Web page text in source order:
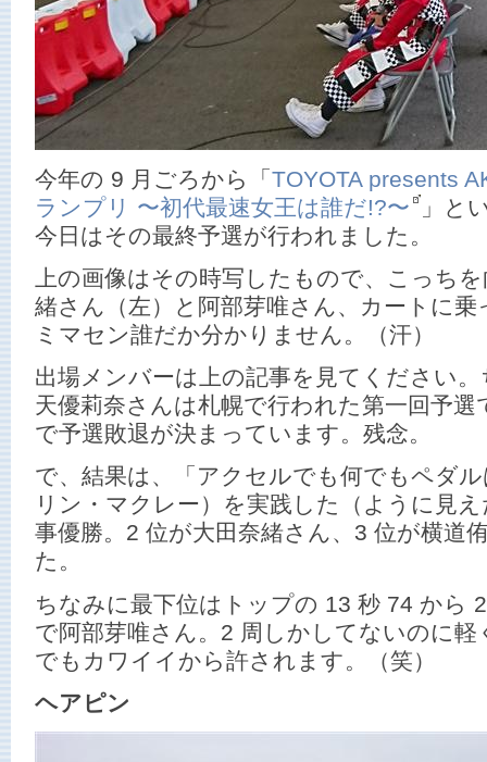
今年の 9 月ごろから「 TOYOTA presents
ランプリ 〜初代最速女王は誰だ!?〜
」と
今日はその最終予選が行われました。
上の画像はその時写したもので、こっち
緒さん（左）と阿部芽唯さん、カートに
ミマセン誰だか分かりません。（汗）
出場メンバーは上の記事を見てください
天優莉奈さんは札幌で行われた第一回予
で予選敗退が決まっています。残念。
で、結果は、「アクセルでも何でもペダ
リン・マクレー）を実践した（ように見
事優勝。2 位が大田奈緒さん、3 位が横道
た。
ちなみに最下位はトップの 13 秒 74 から
で阿部芽唯さん。2 周しかしてないのに
でもカワイイから許されます。（笑）
ヘアピン